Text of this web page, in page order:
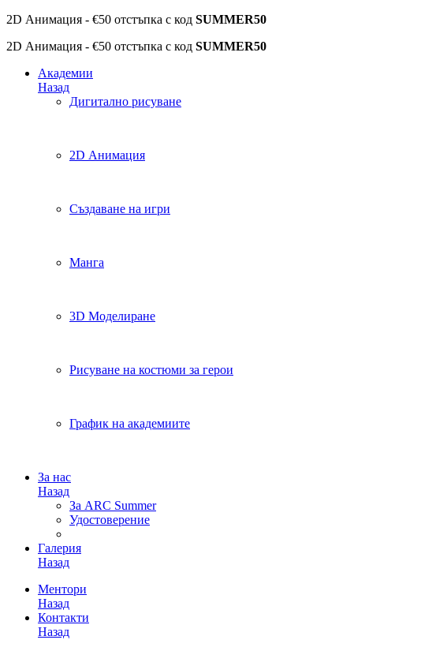
2D Анимация - €50 отстъпка с код SUMMER50
2D Анимация - €50 отстъпка с код SUMMER50
Академии
Назад
Дигитално рисуване
2D Анимация
Създаване на игри
Манга
3D Моделиране
Рисуване на костюми за герои
График на академиите
За нас
Назад
За ARC Summer
Удостоверение
Галерия
Назад
Ментори
Назад
Контакти
Назад